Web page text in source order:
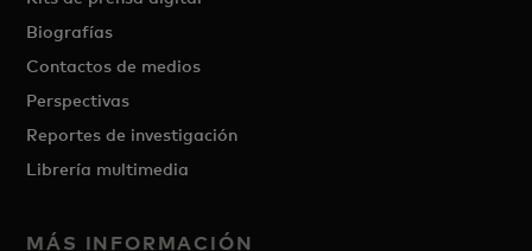
Biografías
Contactos de medios
Perspectivas
Reportes de investigación
Librería multimedia
MÁS INFORMACIÓN